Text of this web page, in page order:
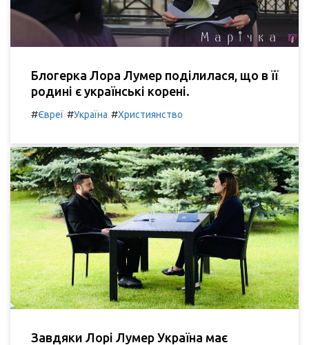
Блогерка Лора Лумер поділилася, що в її
родині є українські корені.
#Євреї #Україна #Християнство
Завдяки Лорі Лумер Україна має